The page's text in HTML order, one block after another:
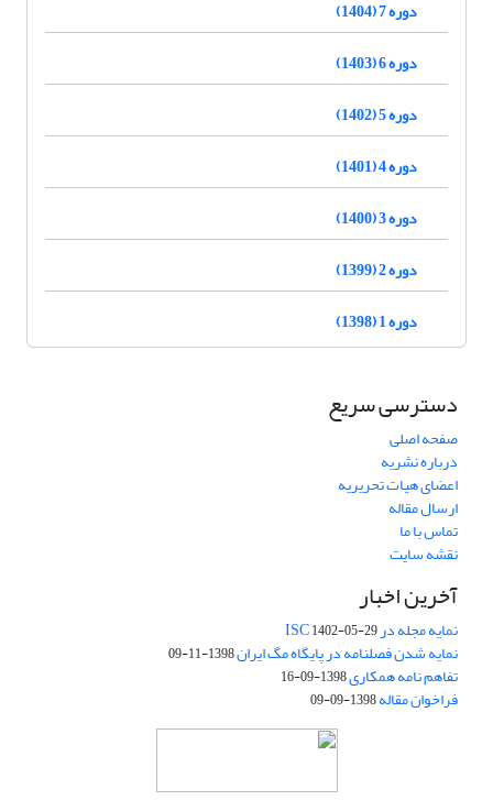
دوره 7 (1404)
دوره 6 (1403)
دوره 5 (1402)
دوره 4 (1401)
دوره 3 (1400)
دوره 2 (1399)
دوره 1 (1398)
دسترسی سریع
صفحه اصلی
درباره نشریه
اعضای هیات تحریریه
ارسال مقاله
تماس با ما
نقشه سایت
آخرین اخبار
نمایه مجله در ISC1402-05-29
نمایه شدن فصلنامه در پایگاه مگ ایران1398-11-09
تفاهم نامه همکاری1398-09-16
فراخوان مقاله1398-09-09